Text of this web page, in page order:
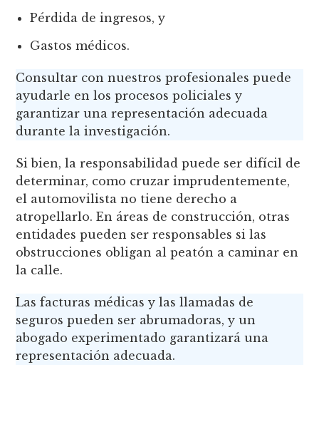
Pérdida de ingresos, y
Gastos médicos.
Consultar con nuestros profesionales puede
ayudarle en los procesos policiales y
garantizar una representación adecuada
durante la investigación.
Si bien, la responsabilidad puede ser difícil de
determinar, como cruzar imprudentemente,
el automovilista no tiene derecho a
atropellarlo. En áreas de construcción, otras
entidades pueden ser responsables si las
obstrucciones obligan al peatón a caminar en
la calle.
Las facturas médicas y las llamadas de
seguros pueden ser abrumadoras, y un
abogado experimentado garantizará una
representación adecuada.